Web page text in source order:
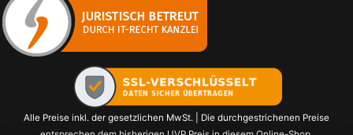
Alle Preise inkl. der gesetzlichen MwSt. | Die durchgestrichenen Preise